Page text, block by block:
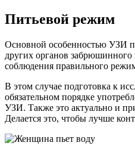
Питьевой режим
Основной особенностью УЗИ
других органов забрюшинного
соблюдения правильного
В этом случае подготовка к
обязательном порядке
УЗИ. Также это актуально и
Делается это, чтобы лучше